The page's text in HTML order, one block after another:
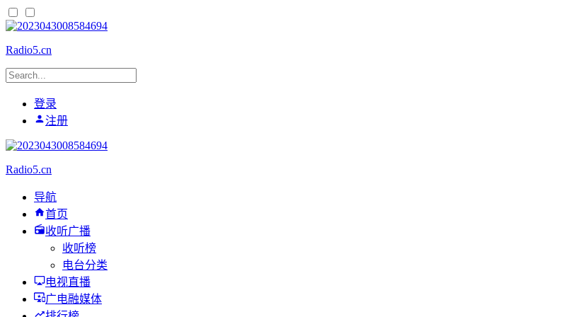
Radio5.cn
登录
注册
Radio5.cn
导航
首页
收听广播
收听榜
电台分类
电视直播
广电融媒体